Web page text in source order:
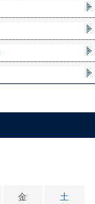
金 土